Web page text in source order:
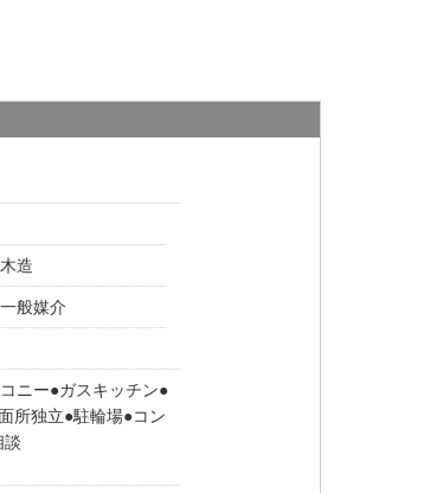
木造
一般媒介
ニー ガスキッチン
所独立 駐輪場 コン
談